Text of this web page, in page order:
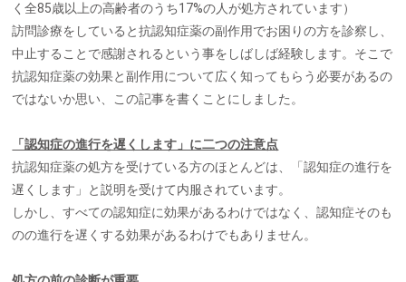
く全85歳以上の高齢者のうち17%の人が処方されています）
訪問診療をしていると抗認知症薬の副作用でお困りの方を診察し、
中止することで感謝されるという事をしばしば経験します。そこで
抗認知症薬の効果と副作用について広く知ってもらう必要があるの
ではないか思い、この記事を書くことにしました。
「認知症の進行を遅くします」に二つの注意点
抗認知症薬の処方を受けている方のほとんどは、「認知症の進行を
遅くします」と説明を受けて内服されています。
しかし、すべての認知症に効果があるわけではなく、認知症そのも
のの進行を遅くする効果があるわけでもありません。